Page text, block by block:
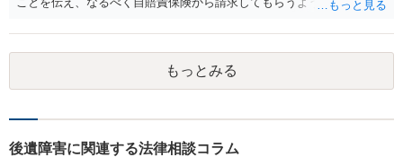
願いしてください。 物的損害については、請求の根拠を精査する必要
があり、写真や見積書を送ってもらい、請求金額が正当化をちゃんと
チェックする必要があります。 相談者様の資力がどれだけあるのかは
分かりませんが、資力に応じた対応をして行くほかありません。 訴訟
ャラクターの問題もあるので、どうすればよいのかという正解はあり
もっとみる
後遺障害に関連する法律相談コラム